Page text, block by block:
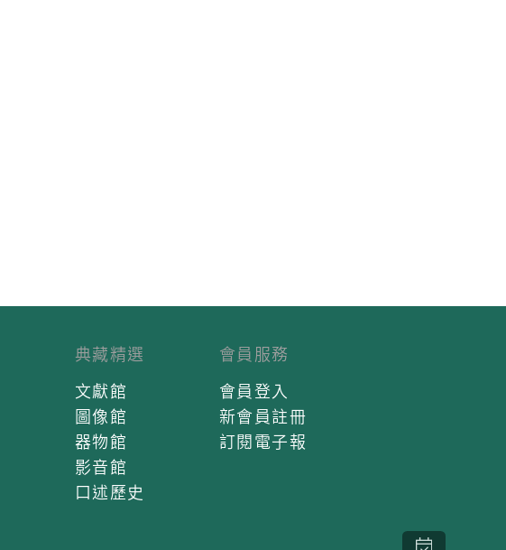
典藏精選
文獻館
圖像館
器物館
影音館
口述歷史
會員服務
會員登入
新會員註冊
訂閱電子報